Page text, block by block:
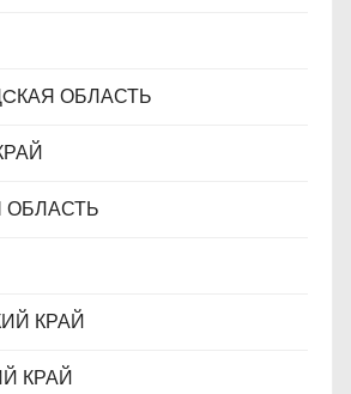
ОБЛАСТЬ
ОБЛАСТЬ
КРАЙ
КРАЙ